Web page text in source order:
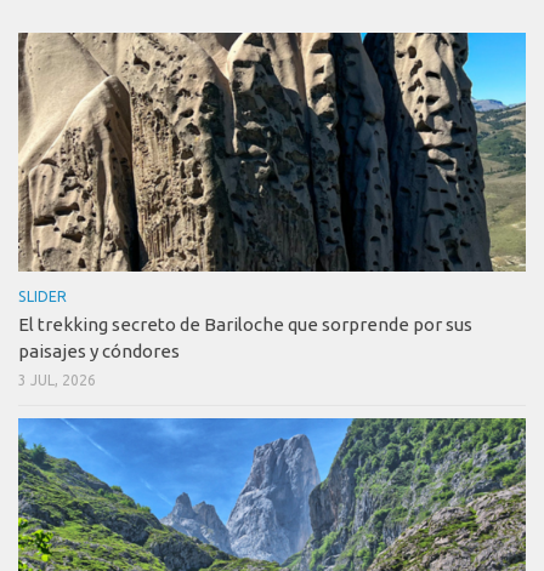
SLIDER
El trekking secreto de Bariloche que sorprende por sus
paisajes y cóndores
3 JUL, 2026